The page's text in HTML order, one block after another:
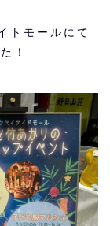
トモールにて
！